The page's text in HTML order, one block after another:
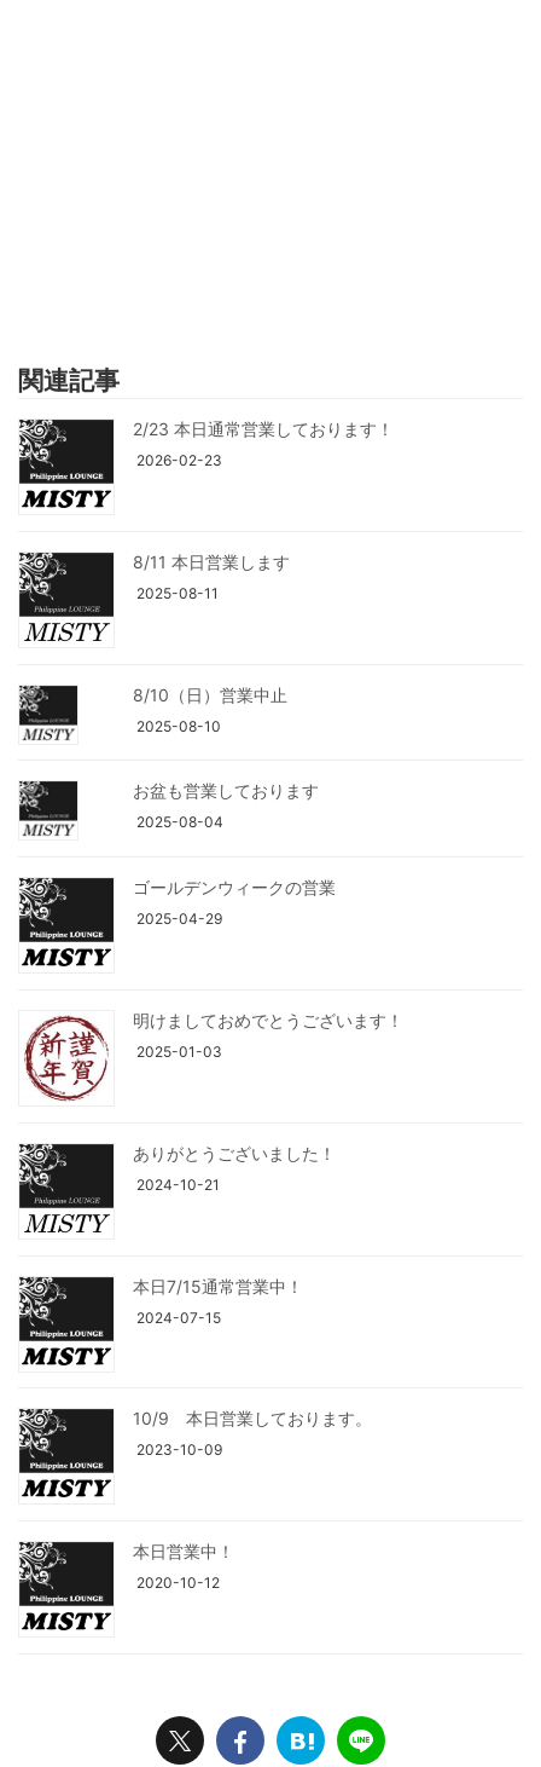
関連記事
2/23 本日通常営業しております！
2026-02-23
8/11 本日営業します
2025-08-11
8/10（日）営業中止
2025-08-10
お盆も営業しております
2025-08-04
ゴールデンウィークの営業
2025-04-29
明けましておめでとうございます！
2025-01-03
ありがとうございました！
2024-10-21
本日7/15通常営業中！
2024-07-15
10/9 本日営業しております。
2023-10-09
本日営業中！
2020-10-12